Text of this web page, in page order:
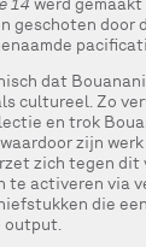
14werd
geschoten door
dat
cultureel. Zo
en trok
zijn
zich tegen dit
activeren via
die
output.